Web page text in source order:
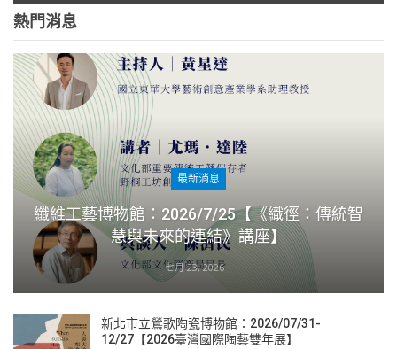
熱門消息
最新消息
纖維工藝博物館：2026/7/25【《織徑：傳統智
慧與未來的連結》講座】
七月 23, 2026
新北市立鶯歌陶瓷博物館：2026/07/31-
12/27【2026臺灣國際陶藝雙年展】